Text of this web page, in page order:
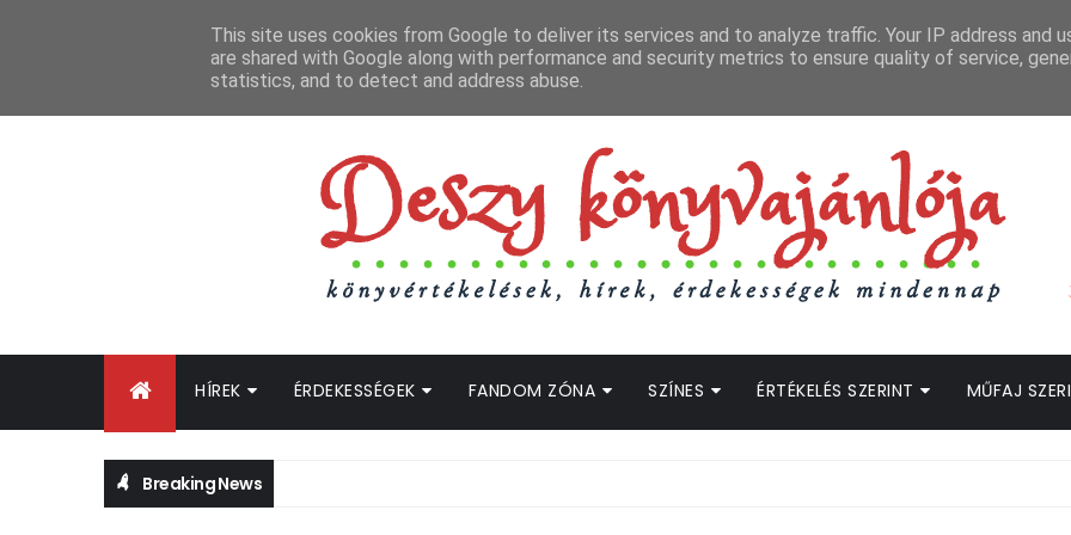
HÍREK ÉRDEKESSÉGEK FANDOM ZÓNA SZÍNES ÉRTÉKELÉS SZERINT MŰFAJ
Breaking News
This site uses cookies from Google to deliver its services and to analyze traffic. Your IP address and
are shared with Google along with performance and security metrics to ensure quality of service,
statistics, and to detect and address abuse.